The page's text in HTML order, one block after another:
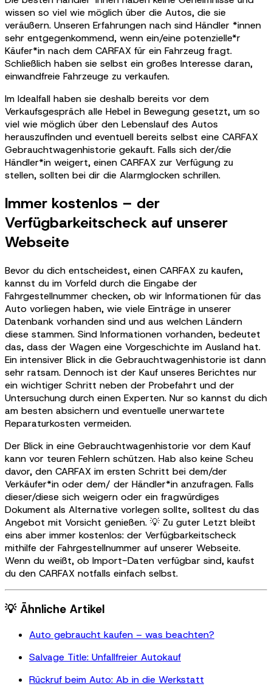
wissen so viel wie möglich über die Autos, die sie
veräußern. Unseren Erfahrungen nach sind Händler *innen
sehr entgegenkommend, wenn ein/eine potenzielle*r
Käufer*in nach dem CARFAX für ein Fahrzeug fragt.
Schließlich haben sie selbst ein großes Interesse daran,
einwandfreie Fahrzeuge zu verkaufen.
Im Idealfall haben sie deshalb bereits vor dem
Verkaufsgespräch alle Hebel in Bewegung gesetzt, um so
viel wie möglich über den Lebenslauf des Autos
herauszufinden und eventuell bereits selbst eine CARFAX
Gebrauchtwagenhistorie gekauft. Falls sich der/die
Händler*in weigert, einen CARFAX zur Verfügung zu
stellen, sollten bei dir die Alarmglocken schrillen.
Immer kostenlos – der
Verfügbarkeitscheck auf unserer
Webseite
Bevor du dich entscheidest, einen CARFAX zu kaufen,
kannst du im Vorfeld durch die Eingabe der
Fahrgestellnummer checken, ob wir Informationen für das
Auto vorliegen haben, wie viele Einträge in unserer
Datenbank vorhanden sind und aus welchen Ländern
diese stammen. Sind Informationen vorhanden, bedeutet
das, dass der Wagen eine Vorgeschichte im Ausland hat.
Ein intensiver Blick in die Gebrauchtwagenhistorie ist dann
sehr ratsam. Dennoch ist der Kauf unseres Berichtes nur
ein wichtiger Schritt neben der Probefahrt und der
Untersuchung durch einen Experten. Nur so kannst du dich
am besten absichern und eventuelle unerwartete
Reparaturkosten vermeiden.
Der Blick in eine Gebrauchtwagenhistorie vor dem Kauf
kann vor teuren Fehlern schützen. Hab also keine Scheu
davor, den CARFAX im ersten Schritt bei dem/der
Verkäufer*in oder dem/ der Händler*in anzufragen. Falls
dieser/diese sich weigern oder ein fragwürdiges
Dokument als Alternative vorlegen sollte, solltest du das
Angebot mit Vorsicht genießen. 💡 Zu guter Letzt bleibt
eins aber immer kostenlos: der Verfügbarkeitscheck
mithilfe der Fahrgestellnummer auf unserer Webseite.
Wenn du weißt, ob Import-Daten verfügbar sind, kaufst
du den CARFAX notfalls einfach selbst.
💡 Ähnliche Artikel
Auto gebraucht kaufen – was beachten?
Salvage Title: Unfallfreier Autokauf
Rückruf beim Auto: Ab in die Werkstatt